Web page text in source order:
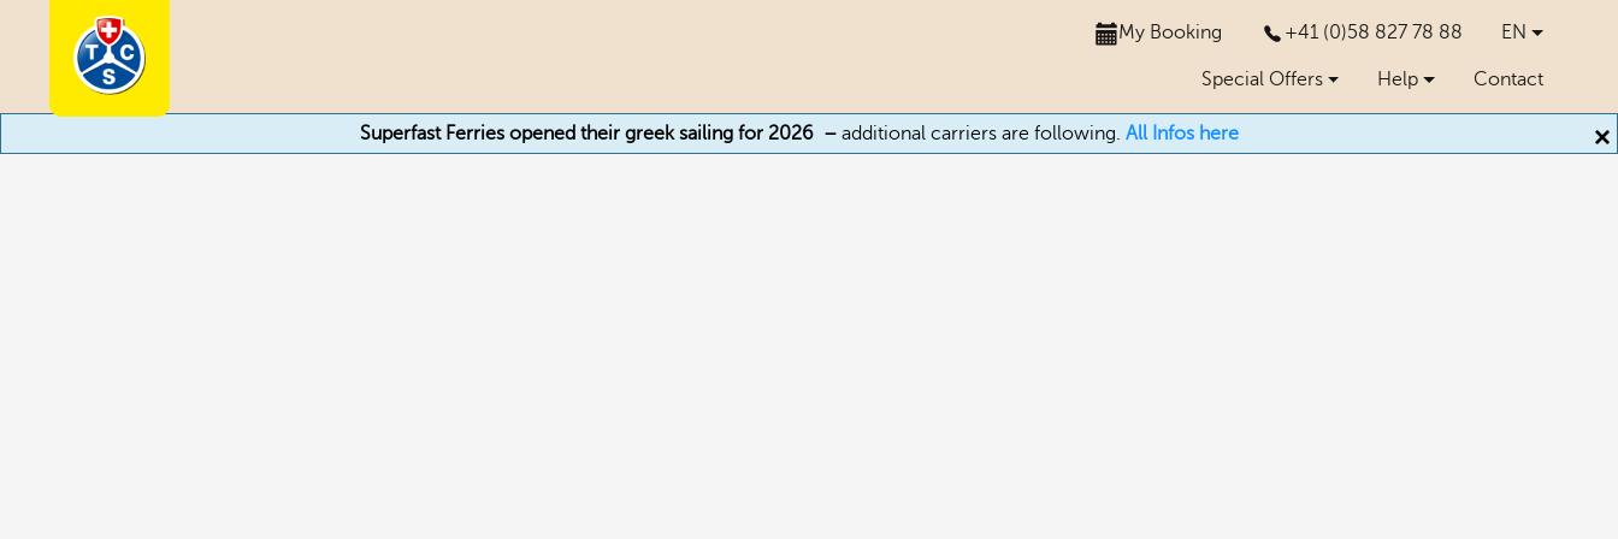
My Booking +41 (0)58 827 78 88 EN
Special Offers Help Contact
Superfast Ferries opened their greek sailing for 2026 – additional carriers are following. All Infos here